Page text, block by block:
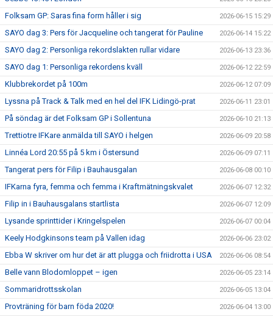
Folksam GP: Saras fina form håller i sig 2026-06-15 15:29
SAYO dag 3: Pers för Jacqueline och tangerat för Pauline 2026-06-14 15:22
SAYO dag 2: Personliga rekordslakten rullar vidare 2026-06-13 23:36
SAYO dag 1: Personliga rekordens kväll 2026-06-12 22:59
Klubbrekordet på 100m 2026-06-12 07:09
Lyssna på Track & Talk med en hel del IFK Lidingö-prat 2026-06-11 23:01
På söndag är det Folksam GP i Sollentuna 2026-06-10 21:13
Trettiotre IFKare anmälda till SAYO i helgen 2026-06-09 20:58
Linnéa Lord 20:55 på 5 km i Östersund 2026-06-09 07:11
Tangerat pers för Filip i Bauhausgalan 2026-06-08 00:10
IFKarna fyra, femma och femma i Kraftmätningskvalet 2026-06-07 12:32
Filip in i Bauhausgalans startlista 2026-06-07 12:09
Lysande sprinttider i Kringelspelen 2026-06-07 00:04
Keely Hodgkinsons team på Vallen idag 2026-06-06 23:02
Ebba W skriver om hur det är att plugga och friidrotta i USA 2026-06-06 08:54
Belle vann Blodomloppet – igen 2026-06-05 23:14
Sommaridrottsskolan 2026-06-05 13:04
Provträning för barn föda 2020! 2026-06-04 13:00